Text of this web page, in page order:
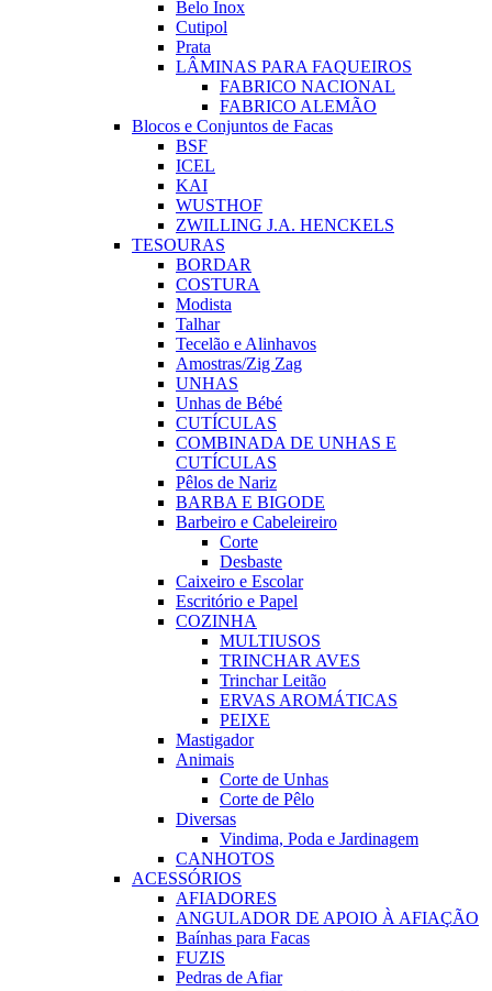
Belo Inox
Cutipol
Prata
LÂMINAS PARA FAQUEIROS
FABRICO NACIONAL
FABRICO ALEMÃO
Blocos e Conjuntos de Facas
BSF
ICEL
KAI
WUSTHOF
ZWILLING J.A. HENCKELS
TESOURAS
BORDAR
COSTURA
Modista
Talhar
Tecelão e Alinhavos
Amostras/Zig Zag
UNHAS
Unhas de Bébé
CUTÍCULAS
COMBINADA DE UNHAS E
CUTÍCULAS
Pêlos de Nariz
BARBA E BIGODE
Barbeiro e Cabeleireiro
Corte
Desbaste
Caixeiro e Escolar
Escritório e Papel
COZINHA
MULTIUSOS
TRINCHAR AVES
Trinchar Leitão
ERVAS AROMÁTICAS
PEIXE
Mastigador
Animais
Corte de Unhas
Corte de Pêlo
Diversas
Vindima, Poda e Jardinagem
CANHOTOS
ACESSÓRIOS
AFIADORES
ANGULADOR DE APOIO À AFIAÇÃO
Baínhas para Facas
FUZIS
Pedras de Afiar